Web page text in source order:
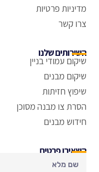
מדיניות פרטיות
צרו קשר
השירותים שלנו
שיקום עמודי בניין
שיקום מבנים
שיפוץ חזיתות
הסרת צו מבנה מסוכן
חידוש מבנים
השאירו פרטים